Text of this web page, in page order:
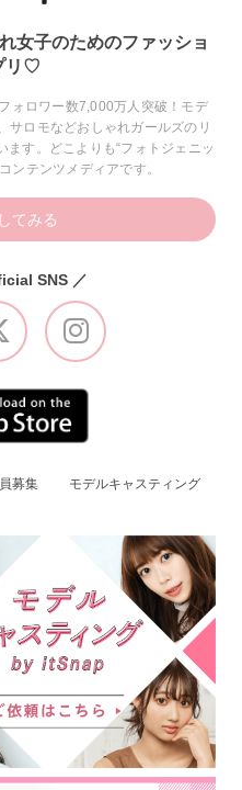
女子のためのファッショ
リ♡
ォロワー数7,000万人突破！モデ
サロモなどおしゃれガールズのリ
す。どこよりも“フォトジェニッ
ンテンツメディアです。
てみる
SNS ／
募集 モデルキャスティング